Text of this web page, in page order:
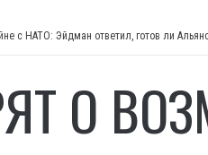
с НАТО: Эйдман ответил, готов ли
О